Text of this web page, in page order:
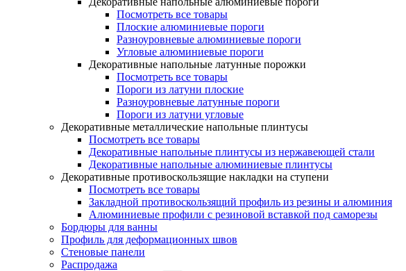
Посмотреть все товары
Плоские алюминиевые пороги
Разноуровневые алюминиевые пороги
Угловые алюминиевые пороги
Декоративные напольные латунные порожки
Посмотреть все товары
Пороги из латуни плоские
Разноуровневые латунные пороги
Пороги из латуни угловые
Декоративные металлические напольные плинтусы
Посмотреть все товары
Декоративные напольные плинтусы из нержавеющей стали
Декоративные напольные алюминиевые плинтусы
Декоративные противоскользящие накладки на ступени
Посмотреть все товары
Закладной противоскользящий профиль из резины и алюминия
Алюминиевые профили с резиновой вставкой под саморезы
Бордюры для ванны
Профиль для деформационных швов
Стеновые панели
Распродажа